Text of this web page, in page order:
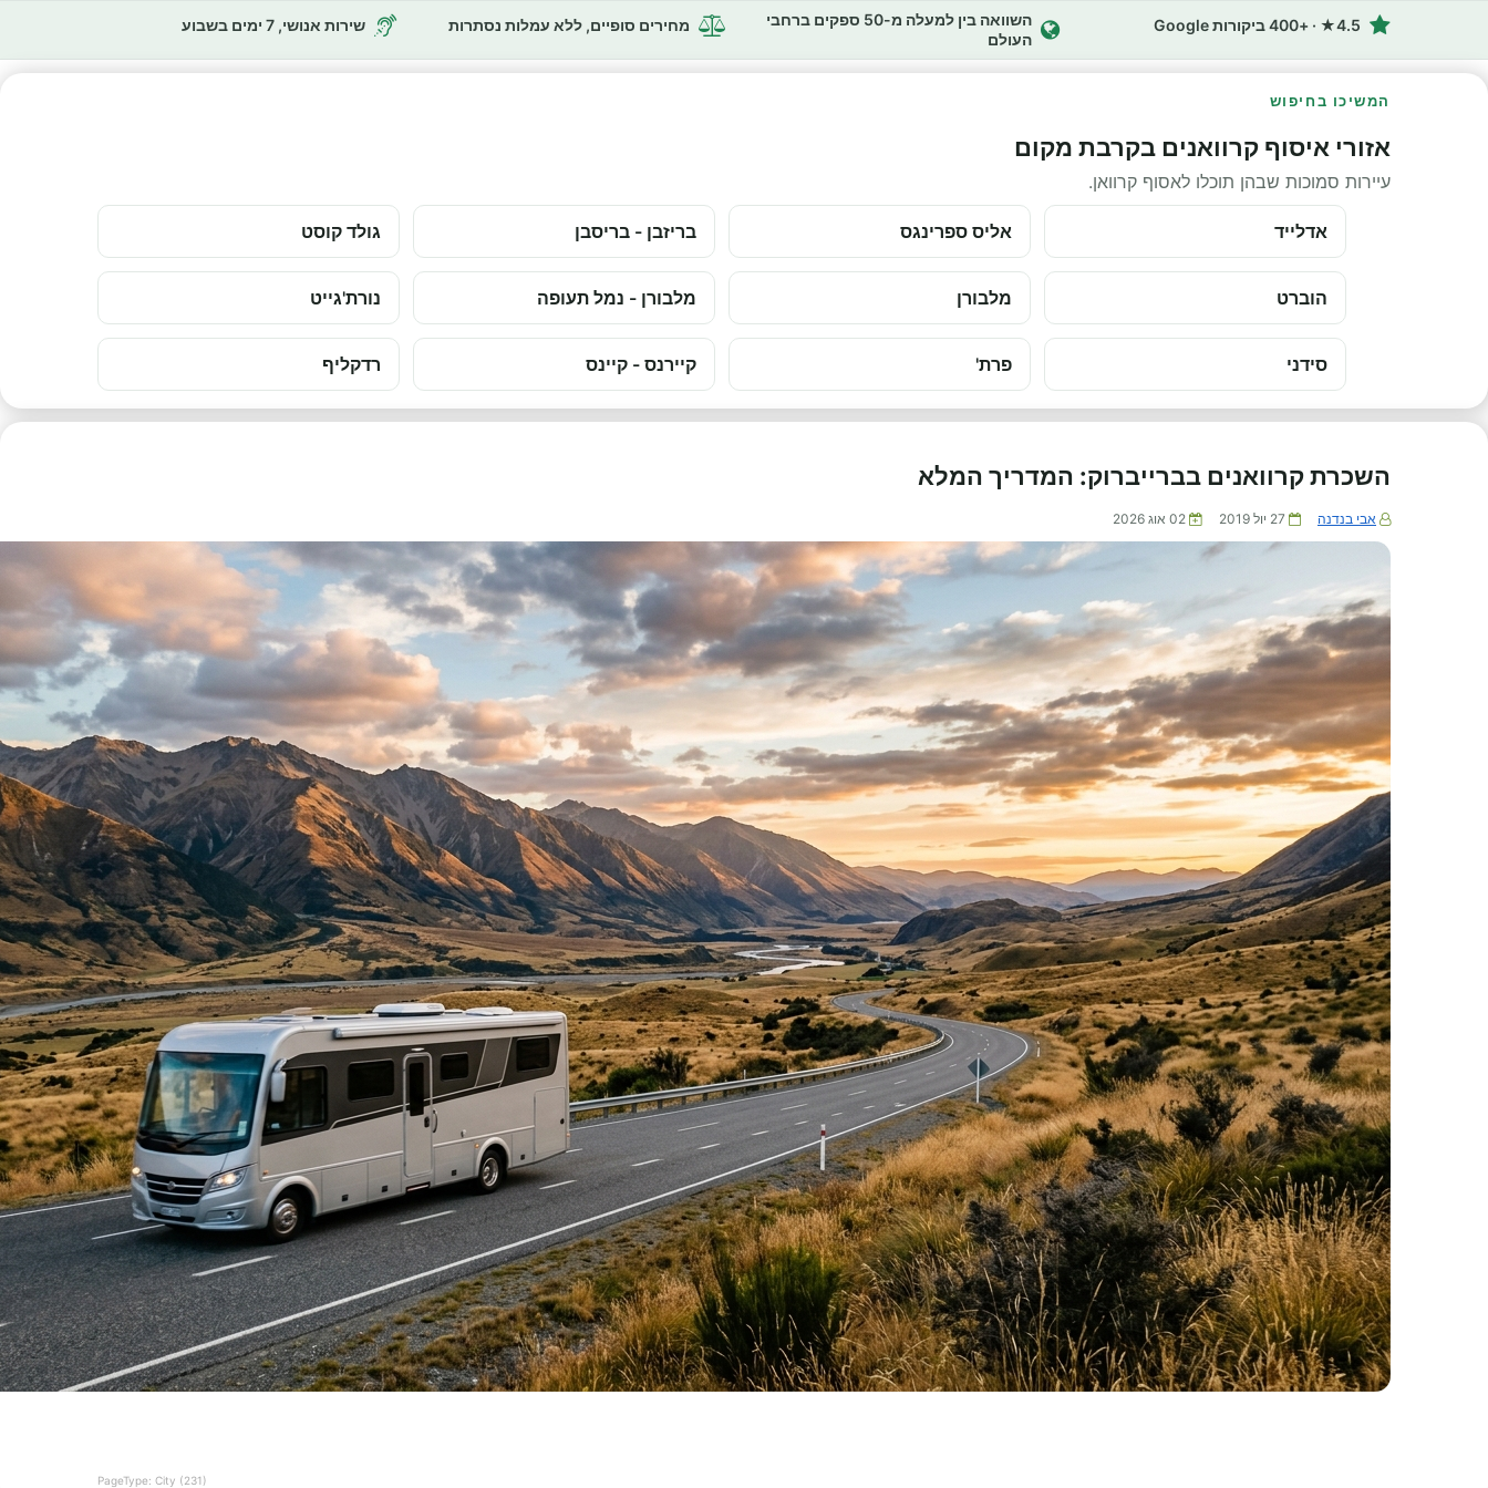
4.5★ · +400 ביקורות Google
השוואה בין למעלה מ-50 ספקים ברחבי
העולם
מחירים סופיים, ללא עמלות נסתרות שירות אנושי, 7 ימים בשבוע
המשיכו בחיפוש
אזורי איסוף קרוואנים בקרבת מקום
עיירות סמוכות שבהן תוכלו לאסוף קרוואן.
אדלייד אליס ספרינגס בריזבן - בריסבן גולד קוסט
הוברט מלבורן מלבורן - נמל תעופה נורת'גייט
סידני פרת' קיירנס - קיינס רדקליף
השכרת קרוואנים בברייברוק: המדריך המלא
אבי בנדנה 27 יול 2019 02 אוג 2026
PageType: City (231)